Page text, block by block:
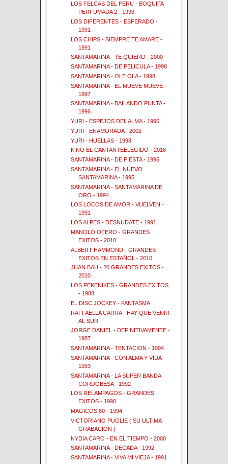
LOS FELCAS DEL PERU - BOQUITA
PERFUMADA 2 - 1993
LOS DIFERENTES - ESPERADO -
1991
LOS CHIPS - SIEMPRE TE AMARE -
1991
SANTAMARINA - TE QUIERO - 2000
SANTAMARINA - DE PELICULA - 1998
SANTAMARINA - OLE OLA - 1998
SANTAMARINA - EL MUEVE MUEVE -
1997
SANTAMARINA - BAILANDO PUNTA -
1996
YURI - ESPEJOS DEL ALMA - 1995
YURI - ENAMORADA - 2002
YURI - HUELLAS - 1998
KINO EL CANTANTEELEGIDO - 2016
SANTAMARINA - DE FIESTA - 1995
SANTAMARINA - EL NUEVO
SANTAMARINA - 1995
SANTAMARINA - SANTAMARINA DE
ORO - 1994
LOS LOCOS DE AMOR - VUELVEN -
1991
LOS ALPES - DESNUDATE - 1991
MANOLO OTERO - GRANDES
EXITOS - 2010
ALBERT HAMMOND - GRANDES
EXITOS EN ESTAÑOL - 2010
JUAN BAU - 20 GRANDES EXITOS -
2010
LOS PEKENIKES - GRANDES EXITOS
- 1988
EL DISC JOCKEY - FANTASMA
RAFFAELLA CARRA - HAY QUE VENIR
AL SUR
JORGE DANIEL - DEFINITIVAMENTE -
1987
SANTAMARINA - TENTACION - 1994
SANTAMARINA - CON ALMA Y VIDA -
1993
SANTAMARINA - LA SUPER BANDA
CORDOBESA - 1992
LOS RELAMPAGOS - GRANDES
EXITOS - 1990
MAGICOS 60 - 1994
VICTORIANO PUGLIE ( SU ULTIMA
GRABACION )
NYDIA CARO - EN EL TIEMPO - 2000
SANTAMARINA - DECADA - 1992
SANTAMARINA - VIVA MI VIEJA - 1991